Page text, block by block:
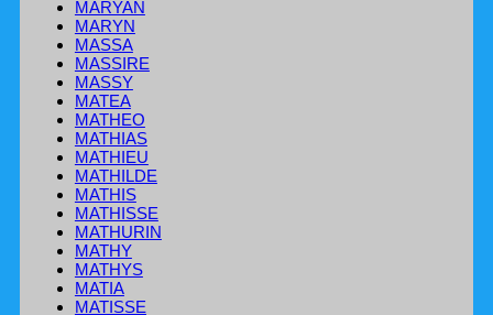
MARYAN
MARYN
MASSA
MASSIRE
MASSY
MATEA
MATHEO
MATHIAS
MATHIEU
MATHILDE
MATHIS
MATHISSE
MATHURIN
MATHY
MATHYS
MATIA
MATISSE